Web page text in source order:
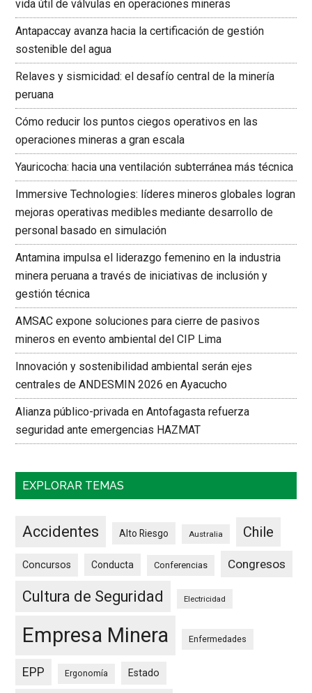
vida útil de válvulas en operaciones mineras
Antapaccay avanza hacia la certificación de gestión
sostenible del agua
Relaves y sismicidad: el desafío central de la minería
peruana
Cómo reducir los puntos ciegos operativos en las
operaciones mineras a gran escala
Yauricocha: hacia una ventilación subterránea más técnica
Immersive Technologies: líderes mineros globales logran
mejoras operativas medibles mediante desarrollo de
personal basado en simulación
Antamina impulsa el liderazgo femenino en la industria
minera peruana a través de iniciativas de inclusión y
gestión técnica
AMSAC expone soluciones para cierre de pasivos
mineros en evento ambiental del CIP Lima
Innovación y sostenibilidad ambiental serán ejes
centrales de ANDESMIN 2026 en Ayacucho
Alianza público-privada en Antofagasta refuerza
seguridad ante emergencias HAZMAT
EXPLORAR TEMAS
Accidentes Alto Riesgo Australia Chile
Concursos Conducta Conferencias Congresos
Cultura de Seguridad Electricidad
Empresa Minera Enfermedades
EPP Ergonomía Estado